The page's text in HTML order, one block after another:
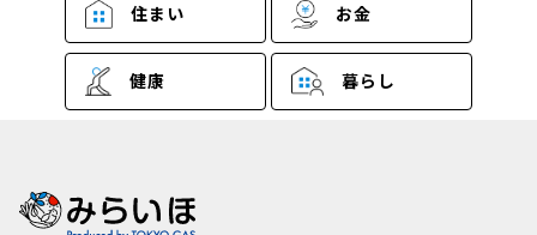
住まい お金
健康 暮らし